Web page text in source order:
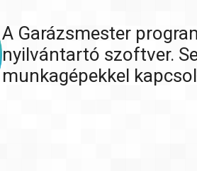
A Garázsmester
nyilvántartó szoftver.
munkagépekkel